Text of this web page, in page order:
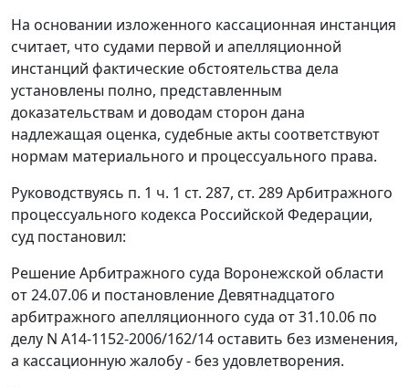
На основании изложенного кассационная инстанция
считает, что судами первой и апелляционной
инстанций фактические обстоятельства дела
установлены полно, представленным
доказательствам и доводам сторон дана
надлежащая оценка, судебные акты соответствуют
нормам материального и процессуального права.
Руководствуясь п. 1 ч. 1 ст. 287, ст. 289 Арбитражного
процессуального кодекса Российской Федерации,
суд постановил:
Решение Арбитражного суда Воронежской области
от 24.07.06 и постановление Девятнадцатого
арбитражного апелляционного суда от 31.10.06 по
делу N А14-1152-2006/162/14 оставить без изменения,
а кассационную жалобу - без удовлетворения.